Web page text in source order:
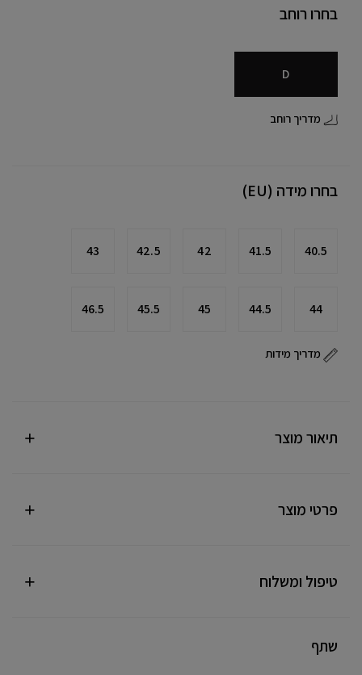
בחרו רוחב
D
מדריך רוחב
בחרו מידה (EU)
40.5
41.5
42
42.5
43
44
44.5
45
45.5
46.5
מדריך מידות
תיאור מוצר
פרטי מוצר
טיפול ומשלוח
שתף